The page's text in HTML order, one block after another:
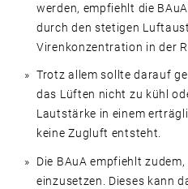
werden, empfiehlt die
durch den stetigen
Virenkonzentration in der
Trotz allem sollte darauf
das Lüften nicht zu kühl
Lautstärke in einem
keine Zugluft entsteht.
Die BAuA empfiehlt
einzusetzen. Dieses kann